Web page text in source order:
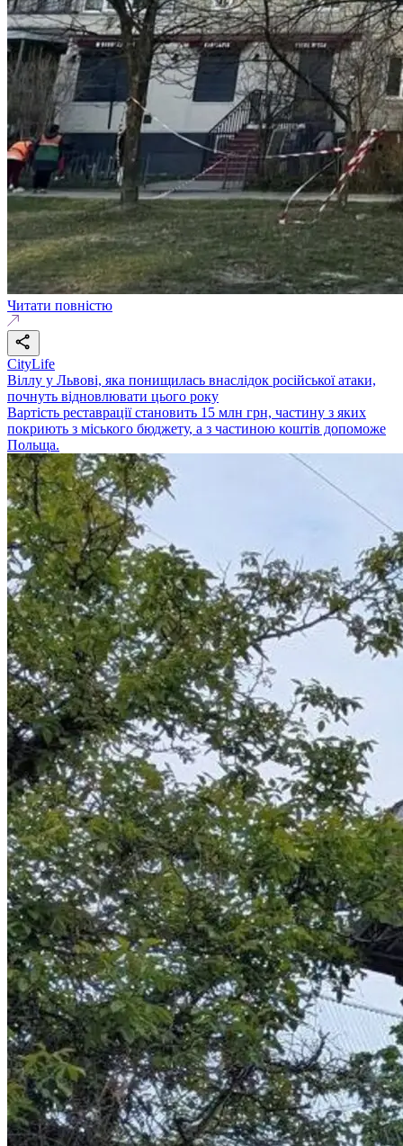
Читати повністю
CityLife
Віллу у Львові, яка понищилась внаслідок російської атаки,
почнуть відновлювати цього року
Вартість реставрації становить 15 млн грн, частину з яких
покриють з міського бюджету, а з частиною коштів допоможе
Польща.